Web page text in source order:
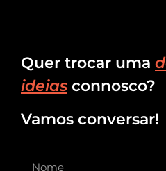
Quer trocar uma
ideias connosco?
Vamos conversar!